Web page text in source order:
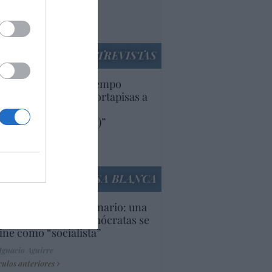
ENTREVISTAS
lleva mucho tiempo
aranceles y cortapisas a
y compañías
(y europeas)”
anteriores
LA CASA BLANCA
Inquietante escenario: una
parte de los demócratas se
como “socialista”
anteriores